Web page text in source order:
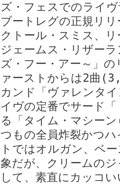
ズ・フェスでのライ
ブートレグの正規リ
クトール・スミス、
ジェームス・リザー
ズ・フー・アー～」
ァーストからは2曲
カンド「ヴァレンタ
イヴの定番でサード
る「タイム・マシー
つもの全員炸裂かつ
トではオルガン、ベ
象だが、クリームの
して、素直にカッコ